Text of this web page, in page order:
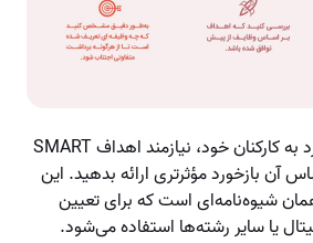
برای ارائه بهترین بازخورد به کارکنان خود، نیازمند اهداف SMART
آن بازخورد مؤثرتری ارائه بدهید. این
شیوه‌نامه‌ای است که برای تعیین
یا سایر رشته‌ها استفاده می‌شود.